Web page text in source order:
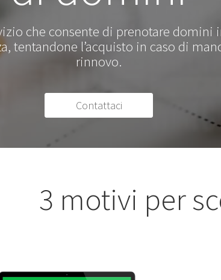
che consente di prenotare domini
tentandone l’acquisto in caso di
rinnovo.
Contattaci
3 motivi per